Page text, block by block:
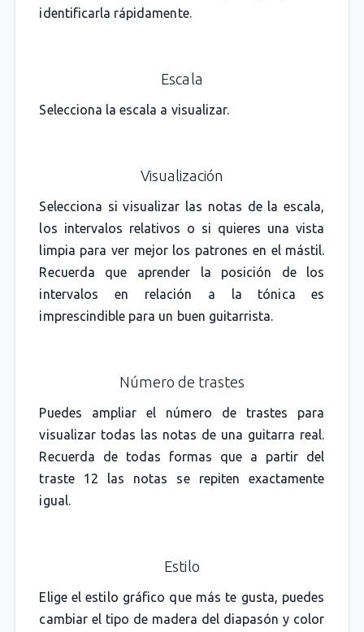
identificarla rápidamente.
Escala
Selecciona la escala a visualizar.
Visualización
Selecciona si visualizar las notas de la escala,
los intervalos relativos o si quieres una vista
limpia para ver mejor los patrones en el mástil.
Recuerda que aprender la posición de los
intervalos en relación a la tónica es
imprescindible para un buen guitarrista.
Número de trastes
Puedes ampliar el número de trastes para
visualizar todas las notas de una guitarra real.
Recuerda de todas formas que a partir del
traste 12 las notas se repiten exactamente
igual.
Estilo
Elige el estilo gráfico que más te gusta, puedes
cambiar el tipo de madera del diapasón y color